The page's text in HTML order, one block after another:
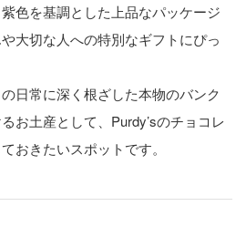
色を基調とした上品なパッケージ
大切な人への特別なギフトにぴっ
日常に深く根ざした本物のバンク
お土産として、Purdy’sのチョコレ
おきたいスポットです。